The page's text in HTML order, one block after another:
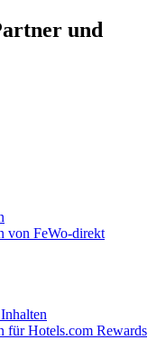
und
von FeWo-direkt
für Hotels.com Rewards